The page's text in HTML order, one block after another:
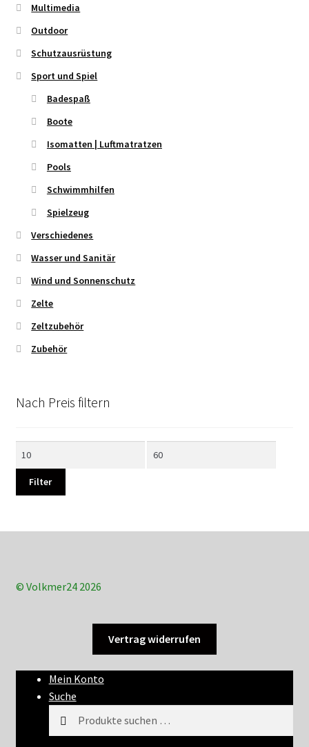
Multimedia
Outdoor
Schutzausrüstung
Sport und Spiel
Badespaß
Boote
Isomatten | Luftmatratzen
Pools
Schwimmhilfen
Spielzeug
Verschiedenes
Wasser und Sanitär
Wind und Sonnenschutz
Zelte
Zeltzubehör
Zubehör
Nach Preis filtern
Filter
© Volkmer24 2026
Vertrag widerrufen
Mein Konto
Suche
nach: